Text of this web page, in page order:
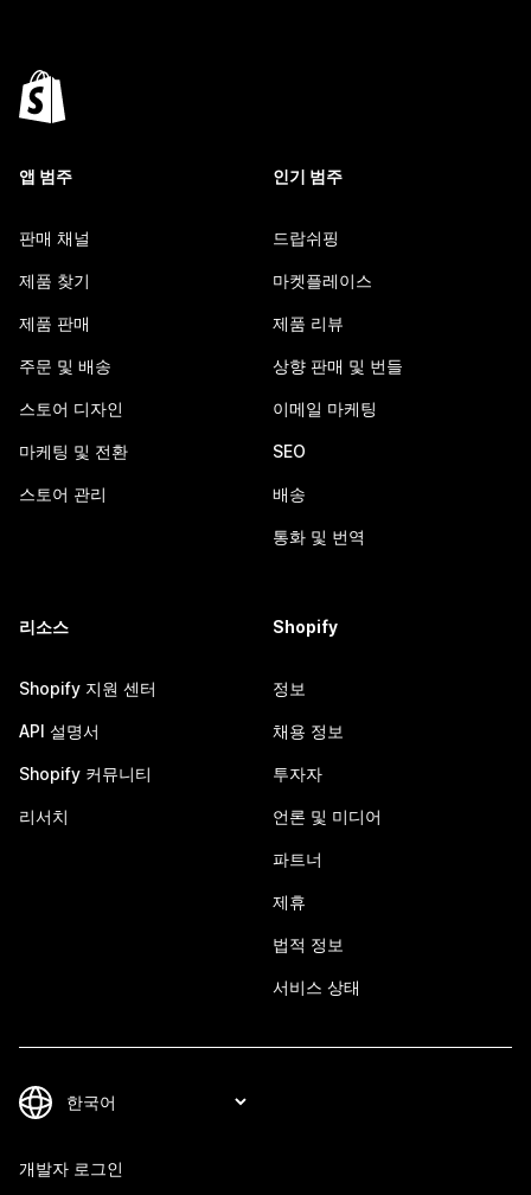
앱 범주
판매 채널
제품 찾기
제품 판매
주문 및 배송
스토어 디자인
마케팅 및 전환
스토어 관리
인기 범주
드랍쉬핑
마켓플레이스
제품 리뷰
상향 판매 및 번들
이메일 마케팅
SEO
배송
통화 및 번역
리소스
Shopify 지원 센터
API 설명서
Shopify 커뮤니티
리서치
Shopify
정보
채용 정보
투자자
언론 및 미디어
파트너
제휴
법적 정보
서비스 상태
개발자 로그인